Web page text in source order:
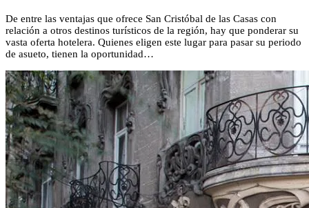
De entre las ventajas que ofrece San Cristóbal de las Casas con
relación a otros destinos turísticos de la región, hay que ponderar su
vasta oferta hotelera. Quienes eligen este lugar para pasar su periodo
de asueto, tienen la oportunidad…